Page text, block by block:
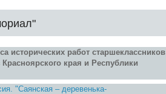
исторических работ старшеклассников
края и Республики
"Саянская – деревенька-